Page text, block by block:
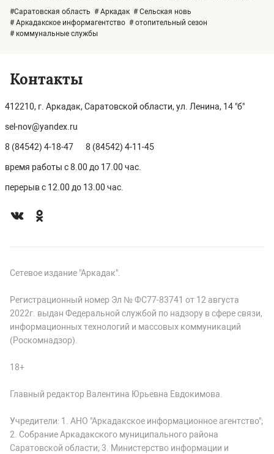
#Саратовская область # Аркадак # Сельская новь
# Аркадакское информагентство # отопительный сезон
# коммунальные службы
Контакты
412210, г. Аркадак, Саратовской области, ул. Ленина, 14 "б"
sel-nov@yandex.ru
8 (84542) 4-18-47 8 (84542) 4-11-45
время работы с 8.00 до 17.00 час.
перерыв с 12.00 до 13.00 час.
Сетевое издание "Аркадак".
Регистрационный номер Эл № ФС77-83741 от 12 августа
2022г. выдан Федеральной службой по надзору в сфере связи,
информационных технологий и массовых коммуникаций
(Роскомнадзор).
18+
Главный редактор Валентина Юрьевна Евдокимова.
Учредители: 1. АНО "Аркадакское информационное агентство";
2. Собрание Аркадакского муниципального района
Саратовской области; 3. Министерство информации и